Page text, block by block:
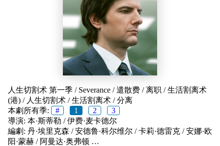
人生切割术 第一季 / Severance /遣散费 /离职 /生活割离术
(港) / 人生切割术 /生活割离术 /分离
本劇所有季:
# 1 2
3
導演: 本·斯蒂勒 /伊费·麦卡德尔
編劇: 丹·埃里克森 /安德鲁·科尔维尔 /卡莉·德雷克 /安娜·欧
阳·蒙赫 / 阿曼达·奥弗顿 …